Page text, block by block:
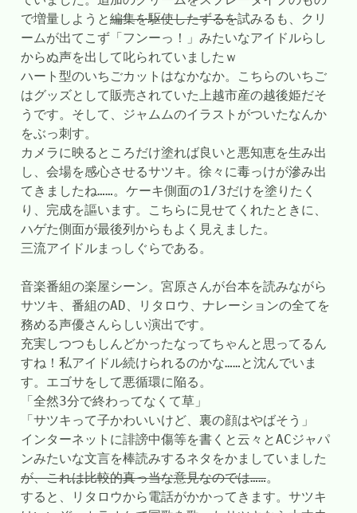
で増量しようと編集を駆使したずるを試みるも、クリ
ームが出てこず「フンーっ！」みたいなアイドルらし
からぬ声を出して叱られていましたｗ
ハート型のいちごカットはなかなか。こちらのいちご
はグッズとして販売されていた上越市産の越後姫だそ
うです。そして、ジャムムのイラストがついたなんか
をぶっ刺す。
カメラに映るところだけ塗れば良いと悪知恵を生み出
し、会場を感心させるサツキ。徐々に毒っけが滲み出
てきましたね……。ケーキ側面の1/3だけを塗りたく
り、完成を謳います。こちらに見せてくれたときに、
ハゲた側面が最後列からもよく見えました。
三流アイドルまっしぐらである。
音楽番組の楽屋シーン。宮原さんが台本を読みながら
サツキ、番組のAD、リタロウ、ナレーションの全てを
務める声優さんらしい演出です。
充実しつつもしんどかったなってちゃんと思ってるん
すね！私アイドル続けられるのかな……と沈んでいま
す。エゴサをして悪循環に陥る。
「全然3分で終わってなくて草」
「サツキって子かわいいけど、裏の顔はやばそう」
インターネットに誹謗中傷等を書くと云々とACジャパ
ンみたいな文言を棒読みするネタをかましていました
が、これは比較的真っ当な意見なのでは……。
すると、リタロウから電話がかかってきます。サツキ